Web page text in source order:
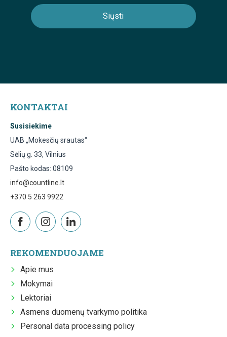
KONTAKTAI
Susisiekime
UAB „Mokesčių srautas“
Sėlių g. 33, Vilnius
Pašto kodas: 08109
info@countline.lt
+370 5 263 9922
REKOMENDUOJAME
Apie mus
Mokymai
Lektoriai
Asmens duomenų tvarkymo politika
Personal data processing policy